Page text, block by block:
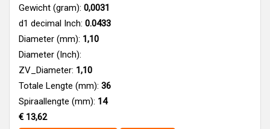
Gewicht (gram): 0,0031
d1 decimal Inch: 0.0433
Diameter (mm): 1,10
Diameter (Inch):
ZV_Diameter: 1,10
Totale Lengte (mm): 36
Spiraallengte (mm): 14
€ 13,62